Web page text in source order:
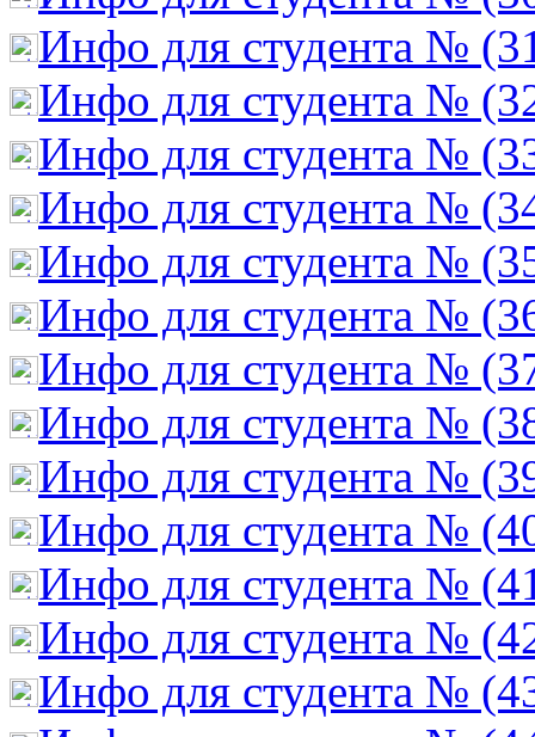
Инфо для студента №
Инфо для студента №
Инфо для студента №
Инфо для студента №
Инфо для студента №
Инфо для студента №
Инфо для студента №
Инфо для студента №
Инфо для студента №
Инфо для студента №
Инфо для студента №
Инфо для студента №
Инфо для студента №